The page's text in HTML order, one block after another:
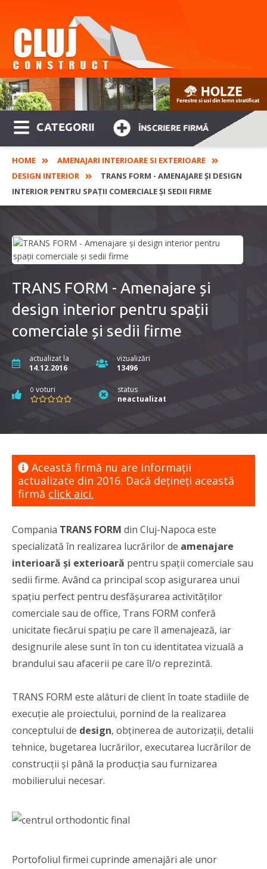
CATEGORII ÎNSCRIERE FIRMĂ
HOME
AMENAJARI INTERIOARE SI EXTERIOARE
DESIGN INTERIOR
TRANS FORM - AMENAJARE ȘI DESIGN
INTERIOR PENTRU SPAȚII COMERCIALE ȘI SEDII FIRME
TRANS FORM - Amenajare și
design interior pentru spații
comerciale și sedii firme
actualizat la
14.12.2016
vizualizări
13496
0 voturi
status
neactualizat
Această firmă nu are informaţii
actualizate din 2016. Dacă dețineți această
firmă click aici.
Compania TRANS FORM din Cluj-Napoca este
specializată în realizarea lucrărilor de amenajare
interioară și exterioară pentru spații comerciale sau
sedii firme. Având ca principal scop asigurarea unui
spațiu perfect pentru desfășurarea activităților
comerciale sau de office, Trans FORM conferă
unicitate fiecărui spațiu pe care îl amenajează, iar
designurile alese sunt în ton cu identitatea vizuală a
brandului sau afacerii pe care îl/o reprezintă.
TRANS FORM este alături de client în toate stadiile de
execuție ale proiectului, pornind de la realizarea
conceptului de design, obținerea de autorizații, detalii
tehnice, bugetarea lucrărilor, executarea lucrărilor de
construcții și până la producția sau furnizarea
mobilierului necesar.
Portofoliul firmei cuprinde amenajări ale unor